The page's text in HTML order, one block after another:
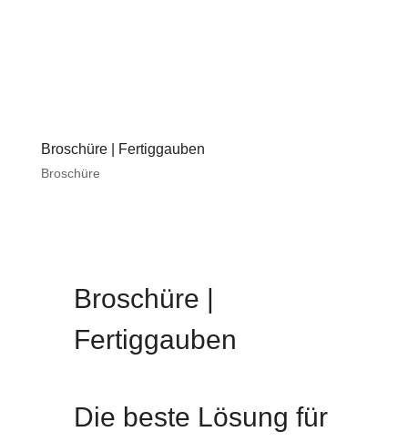
Broschüre | Fertiggauben
Broschüre
Broschüre |
Fertiggauben
Die beste Lösung für